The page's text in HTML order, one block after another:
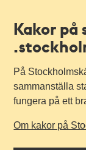
Kakor på
På
sammanställa
fungera på ett
Om kakor på